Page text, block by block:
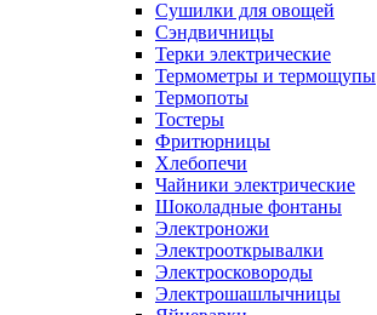
Сушилки для овощей
Сэндвичницы
Терки электрические
Термометры и термощупы
Термопоты
Тостеры
Фритюрницы
Хлебопечи
Чайники электрические
Шоколадные фонтаны
Электроножи
Электрооткрывалки
Электросковороды
Электрошашлычницы